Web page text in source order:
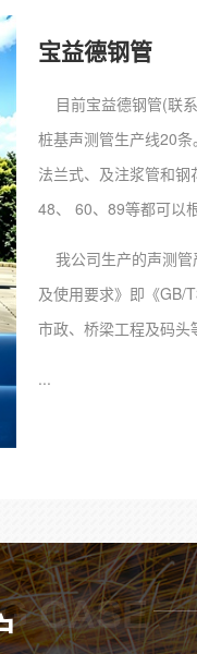
宝益德钢管
目前宝益德钢管(联
桩基声测管生产线20条
法兰式、及注浆管和钢
48、 60、89等都可以
我公司生产的声测管
及使用要求》即《GB/
市政、桥梁工程及码头
...
CASE